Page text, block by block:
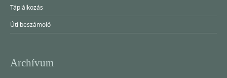
Táplálkozás
Úti beszámoló
Archívum